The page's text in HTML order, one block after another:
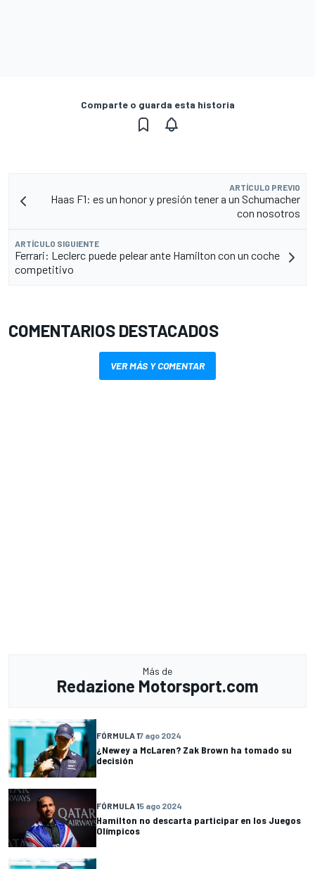
Comparte o guarda esta historia
ARTÍCULO PREVIO
Haas F1: es un honor y presión tener a un Schumacher
con nosotros
ARTÍCULO SIGUIENTE
Ferrari: Leclerc puede pelear ante Hamilton con un coche
competitivo
COMENTARIOS DESTACADOS
VER MÁS Y COMENTAR
Más de
Redazione Motorsport.com
FÓRMULA 17 ago 2024
¿Newey a McLaren? Zak Brown ha tomado su
decisión
FÓRMULA 15 ago 2024
Hamilton no descarta participar en los Juegos
Olímpicos